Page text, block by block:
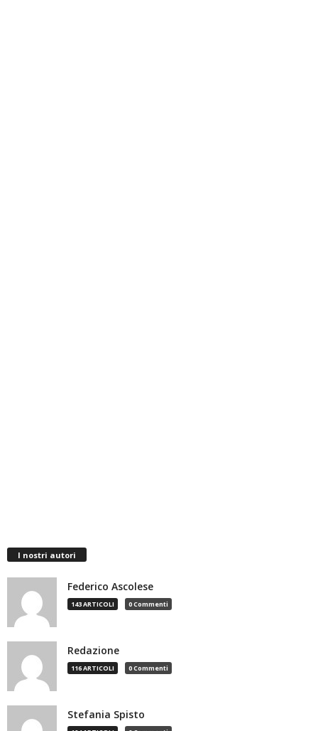
I nostri autori
Federico Ascolese
143 ARTICOLI 0 Commenti
Redazione
116 ARTICOLI 0 Commenti
Stefania Spisto